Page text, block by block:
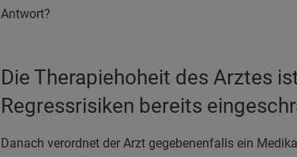
Antwort?
Die Therapiehoheit des Arztes
Regressrisiken bereits
Danach verordnet der Arzt gegebenenfalls ein